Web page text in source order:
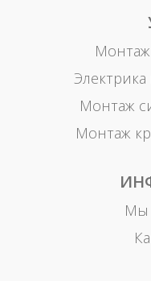
Монтаж
Монтаж
Мы